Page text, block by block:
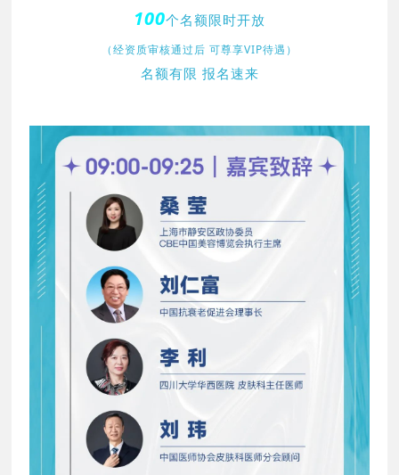
100个名额限时开放
（经资质审核通过后 可尊享VIP待遇）
名额有限 报名速来